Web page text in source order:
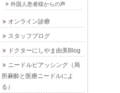
外国人患者様からの声
オンライン診療
スタッフブログ
ドクターにしやま由美Blog
ニードルピアッシング（局
所麻酔と医療ニードルによ
る）